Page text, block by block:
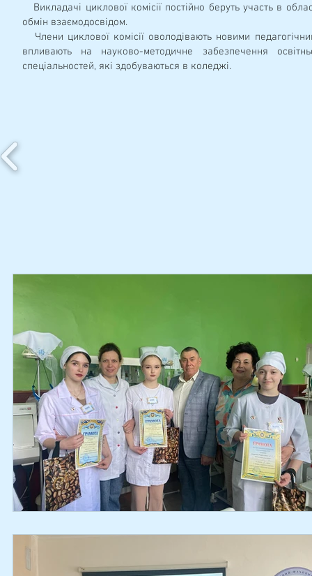
Викладачі циклової комісії постійно беруть участь в
обмін взаємодосвідом.
Члени циклової комісії оволодівають новими
впливають на науково-методичне забезпечення
спеціальностей, які здобуваються в коледжі.